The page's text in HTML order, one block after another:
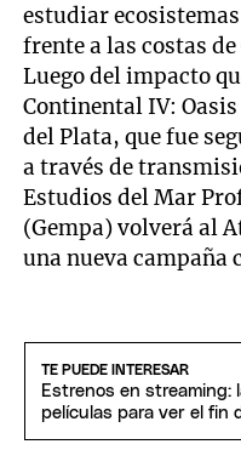
estudiar
frente a las costas
Luego del impacto
Continental IV:
del Plata, que fue
a través de
Estudios del Mar
(Gempa) volverá al
una nueva campaña
TE PUEDE INTERESAR
Estrenos en streaming:
películas para ver el fin